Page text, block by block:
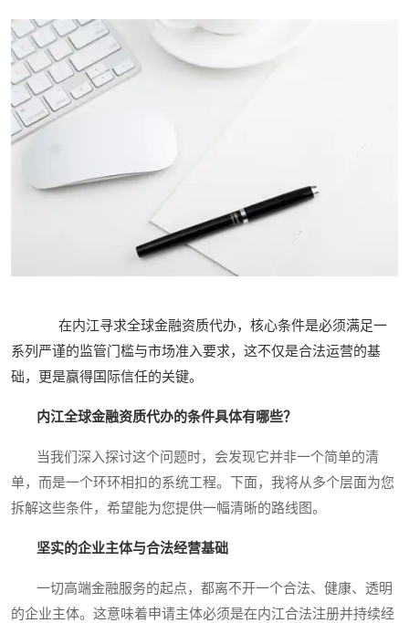
在内江寻求全球金融资质代办，核心条件是必须满足一
系列严谨的监管门槛与市场准入要求，这不仅是合法运营的基
础，更是赢得国际信任的关键。
内江全球金融资质代办的条件具体有哪些？
当我们深入探讨这个问题时，会发现它并非一个简单的清
单，而是一个环环相扣的系统工程。下面，我将从多个层面为您
拆解这些条件，希望能为您提供一幅清晰的路线图。
坚实的企业主体与合法经营基础
一切高端金融服务的起点，都离不开一个合法、健康、透明
的企业主体。这意味着申请主体必须是在内江合法注册并持续经